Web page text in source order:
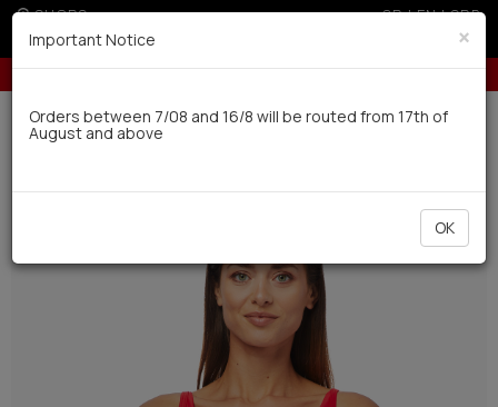
SHOPS GR|EN|SRB
Up to 3 interest-free installments with credit cards for orders over 50€
Delivery in 7-9 working days via UPS
×
Important Notice
Orders between 7/08 and 16/8 will be routed from 17th of
August and above
OK